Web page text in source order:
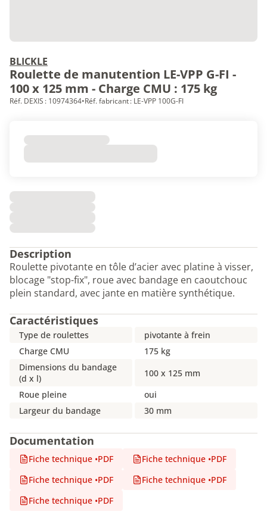
BLICKLE
Roulette de manutention LE-VPP G-FI -
100 x 125 mm - Charge CMU : 175 kg
Réf. DEXIS : 10974364•Réf. fabricant : LE-VPP 100G-FI
Description
Roulette pivotante en tôle d’acier avec platine à visser,
blocage "stop-fix", roue avec bandage en caoutchouc
plein standard, avec jante en matière synthétique.
Caractéristiques
Type de roulettes
pivotante à frein
Charge CMU
175 kg
Dimensions du bandage
(d x l)
100 x 125 mm
Roue pleine
oui
Largeur du bandage
30 mm
Documentation
Fiche technique •PDF Fiche technique •PDF
Fiche technique •PDF Fiche technique •PDF
Fiche technique •PDF